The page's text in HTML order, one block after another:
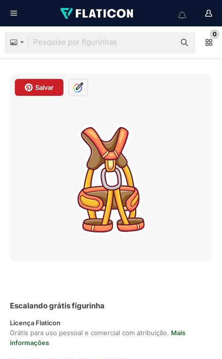
0
Salvar
Escalando grátis figurinha
Licença Flaticon
Grátis para uso pessoal e comercial com atribuição. Mais
informações